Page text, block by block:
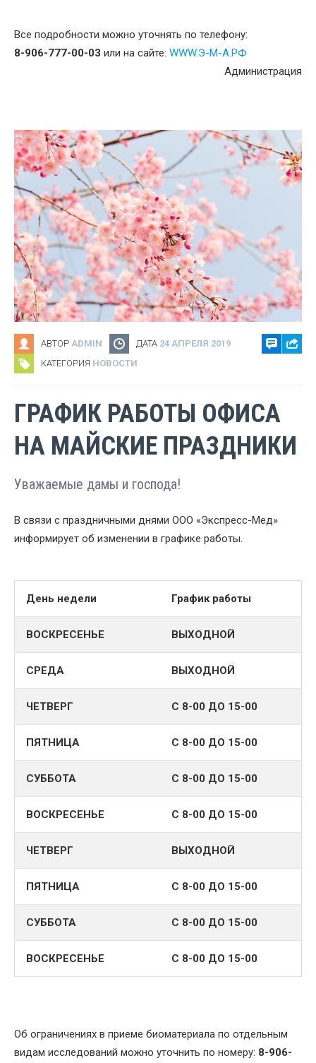
Все подробности можно уточнять по телефону:
8-906-777-00-03 или на сайте: WWW.Э-М-А.РФ
Администрация
АВТОР ADMIN ДАТА 24 АПРЕЛЯ 2019
КАТЕГОРИЯ НОВОСТИ
ГРАФИК РАБОТЫ ОФИСА
НА МАЙСКИЕ ПРАЗДНИКИ
Уважаемые дамы и господа!
В связи с праздничными днями ООО «Экспресс-Мед»
информирует об изменении в графике работы.
День недели График работы
ВОСКРЕСЕНЬЕ ВЫХОДНОЙ
СРЕДА ВЫХОДНОЙ
ЧЕТВЕРГ С 8-00 ДО 15-00
ПЯТНИЦА С 8-00 ДО 15-00
СУББОТА С 8-00 ДО 15-00
ВОСКРЕСЕНЬЕ С 8-00 ДО 15-00
ЧЕТВЕРГ ВЫХОДНОЙ
ПЯТНИЦА С 8-00 ДО 15-00
СУББОТА С 8-00 ДО 15-00
ВОСКРЕСЕНЬЕ С 8-00 ДО 15-00
Об ограничениях в приеме биоматериала по отдельным
видам исследований можно уточнить по номеру: 8-906-